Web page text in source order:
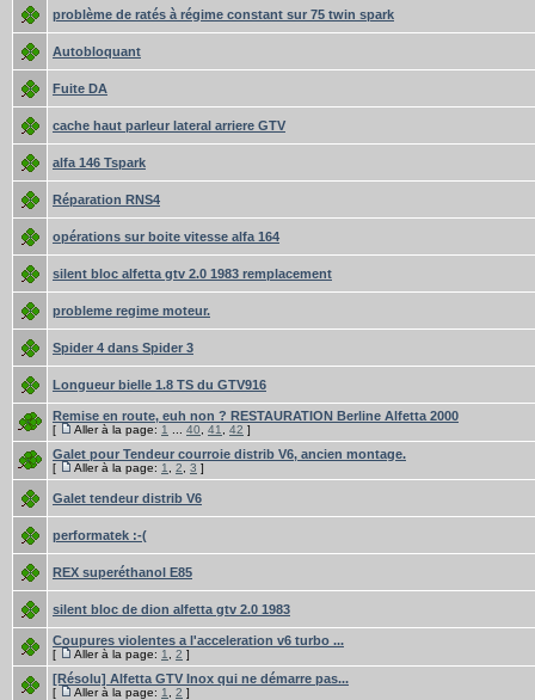
problème de ratés à régime constant sur 75 twin spark
Autobloquant
Fuite DA
cache haut parleur lateral arriere GTV
alfa 146 Tspark
Réparation RNS4
opérations sur boite vitesse alfa 164
silent bloc alfetta gtv 2.0 1983 remplacement
probleme regime moteur.
Spider 4 dans Spider 3
Longueur bielle 1.8 TS du GTV916
Remise en route, euh non ? RESTAURATION Berline Alfetta 2000
[ Aller à la page: 1 40 41 42 ]
Galet pour Tendeur courroie distrib V6, ancien montage.
[ Aller à la page: 1 2 3 ]
Galet tendeur distrib V6
performatek :-(
REX superéthanol E85
silent bloc de dion alfetta gtv 2.0 1983
Coupures violentes a l'acceleration v6 turbo ...
[ Aller à la page: 1 2 ]
[Résolu] Alfetta GTV Inox qui ne démarre pas...
[ Aller à la page: 1 2 ]